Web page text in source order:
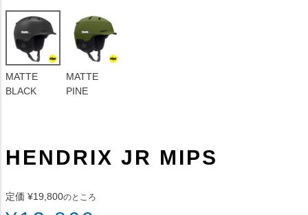
MATTE
BLACK
MATTE
PINE
HENDRIX JR MIPS
定価 ¥19,800のところ